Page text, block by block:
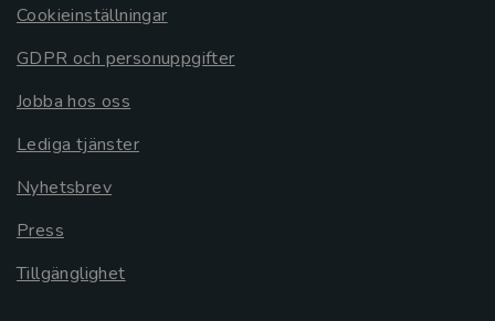
Cookieinställningar
GDPR och personuppgifter
Jobba hos oss
Lediga tjänster
Nyhetsbrev
Press
Tillgänglighet